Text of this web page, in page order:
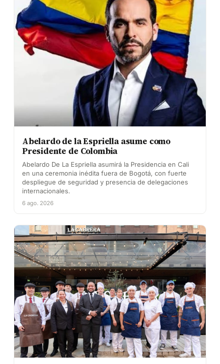
Abelardo de la Espriella asume como
Presidente de Colombia
Abelardo De La Espriella asumirá la Presidencia en Cali
en una ceremonia inédita fuera de Bogotá, con fuerte
despliegue de seguridad y presencia de delegaciones
internacionales.
6 ago. 2026